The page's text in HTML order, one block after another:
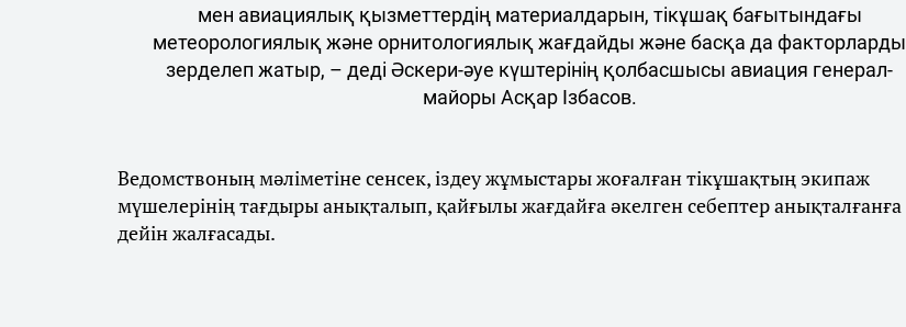
мен авиациялық қызметтердің материалдарын, тікұшақ бағытындағы
метеорологиялық және орнитологиялық жағдайды және басқа да факторларды
зерделеп жатыр, – деді Әскери-әуе күштерінің қолбасшысы авиация генерал-
майоры Асқар Ізбасов.
Ведомствоның мәліметіне сенсек, іздеу жұмыстары жоғалған тікұшақтың экипаж
мүшелерінің тағдыры анықталып, қайғылы жағдайға әкелген себептер анықталғанға
дейін жалғасады.